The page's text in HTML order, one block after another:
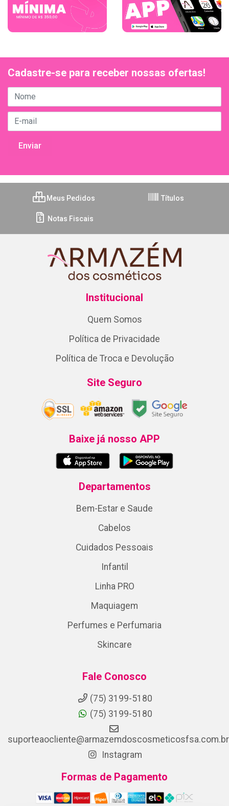
Cadastre-se para receber nossas ofertas!
Meus Pedidos Títulos
Notas Fiscais
Institucional
Quem Somos
Política de Privacidade
Política de Troca e Devolução
Site Seguro
Baixe já nosso APP
Departamentos
Bem-Estar e Saude
Cabelos
Cuidados Pessoais
Infantil
Linha PRO
Maquiagem
Perfumes e Perfumaria
Skincare
Fale Conosco
(75) 3199-5180
(75) 3199-5180
suporteaocliente@armazemdoscosmeticosfsa.com.br
Instagram
Formas de Pagamento